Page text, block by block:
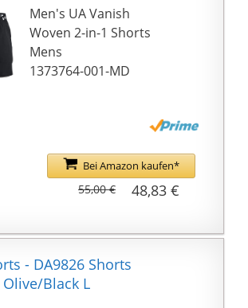
Muster lebendiger.
Verwenden von Stretch
& Non-Through-
Through-Fabric. Perfekt
Lieben Sie Viking
Tattoot? Verpassen Sie
Tattoo Tanktops /
Leggings! Dies ist ein
wahres Paradies für
Men's UA Vanish
Woven 2-in-1 Shorts
Mens
1373764-001-MD
Bei Amazon kaufen*
48,83 €
55,00 €
- DA9826 Shorts
Black L